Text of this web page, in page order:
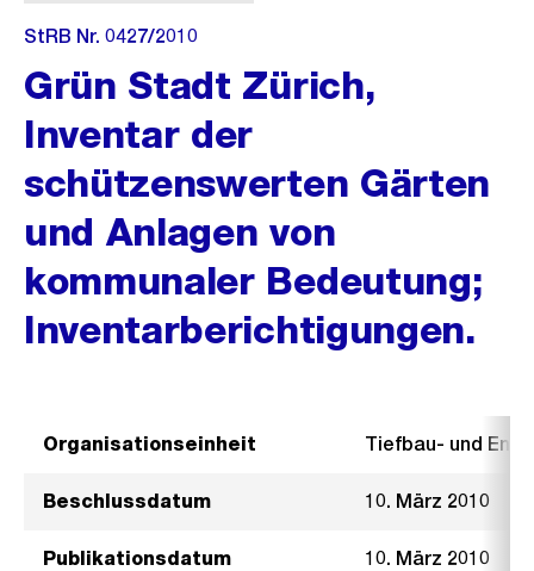
StRB Nr. 0427/2010
Grün Stadt Zürich,
Inventar der
schützenswerten Gärten
und Anlagen von
kommunaler Bedeutung;
Inventarberichtigungen.
Organisationseinheit Tiefbau- und
Beschlussdatum 10. März 2010
Publikationsdatum 10. März 2010